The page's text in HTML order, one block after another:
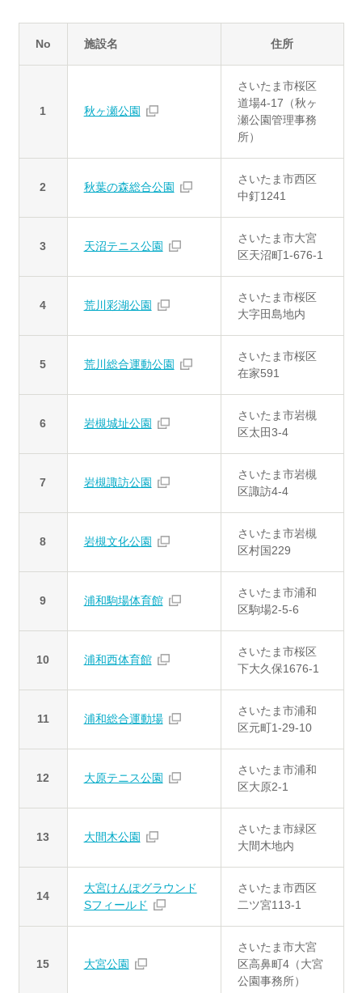
No 施設名 住所
1 秋ヶ瀬公園
さいたま市桜区
道場4-17（秋ヶ
瀬公園管理事務
所）
2 秋葉の森総合公園
さいたま市西区
中釘1241
3 天沼テニス公園
さいたま市大宮
区天沼町1-676-1
4 荒川彩湖公園
さいたま市桜区
大字田島地内
5 荒川総合運動公園
さいたま市桜区
在家591
6 岩槻城址公園
さいたま市岩槻
区太田3-4
7 岩槻諏訪公園
さいたま市岩槻
区諏訪4-4
8 岩槻文化公園
さいたま市岩槻
区村国229
9 浦和駒場体育館
さいたま市浦和
区駒場2-5-6
10 浦和西体育館
さいたま市桜区
下大久保1676-1
11 浦和総合運動場
さいたま市浦和
区元町1-29-10
12 大原テニス公園
さいたま市浦和
区大原2-1
13 大間木公園
さいたま市緑区
大間木地内
14
大宮けんぽグラウンド
Sフィールド
さいたま市西区
二ツ宮113-1
15 大宮公園
さいたま市大宮
区高鼻町4（大宮
公園事務所）